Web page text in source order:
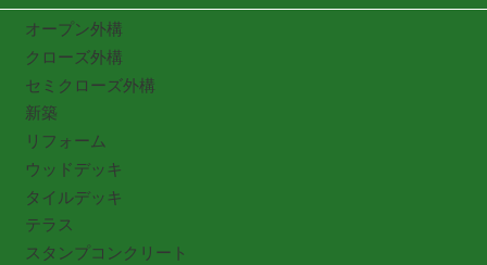
オープン外構
クローズ外構
セミクローズ外構
新築
リフォーム
ウッドデッキ
タイルデッキ
テラス
スタンプコンクリート